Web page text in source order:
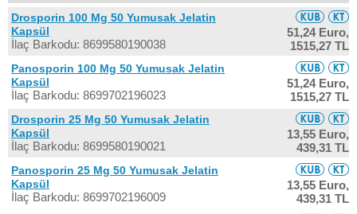
Drosporin 100 Mg 50 Yumusak Jelatin
Kapsül
İlaç Barkodu: 8699580190038
51,24 Euro,
1515,27 TL
Panosporin 100 Mg 50 Yumusak Jelatin
Kapsül
İlaç Barkodu: 8699702196023
51,24 Euro,
1515,27 TL
Drosporin 25 Mg 50 Yumusak Jelatin
Kapsül
İlaç Barkodu: 8699580190021
13,55 Euro,
439,31 TL
Panosporin 25 Mg 50 Yumusak Jelatin
Kapsül
İlaç Barkodu: 8699702196009
13,55 Euro,
439,31 TL